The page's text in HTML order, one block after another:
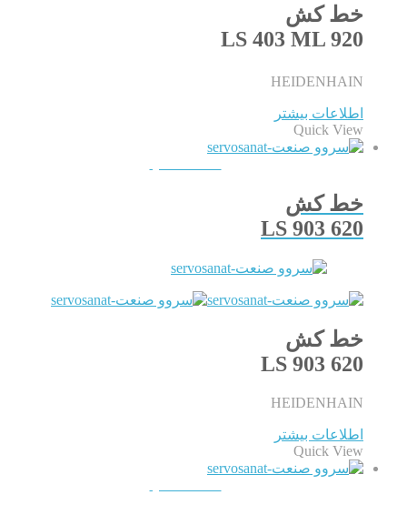
خط کش
LS 403 ML 920
HEIDENHAIN
اطلاعات بیشتر
Quick View
خط کش
LS 903 620
خط کش
LS 903 620
HEIDENHAIN
اطلاعات بیشتر
Quick View